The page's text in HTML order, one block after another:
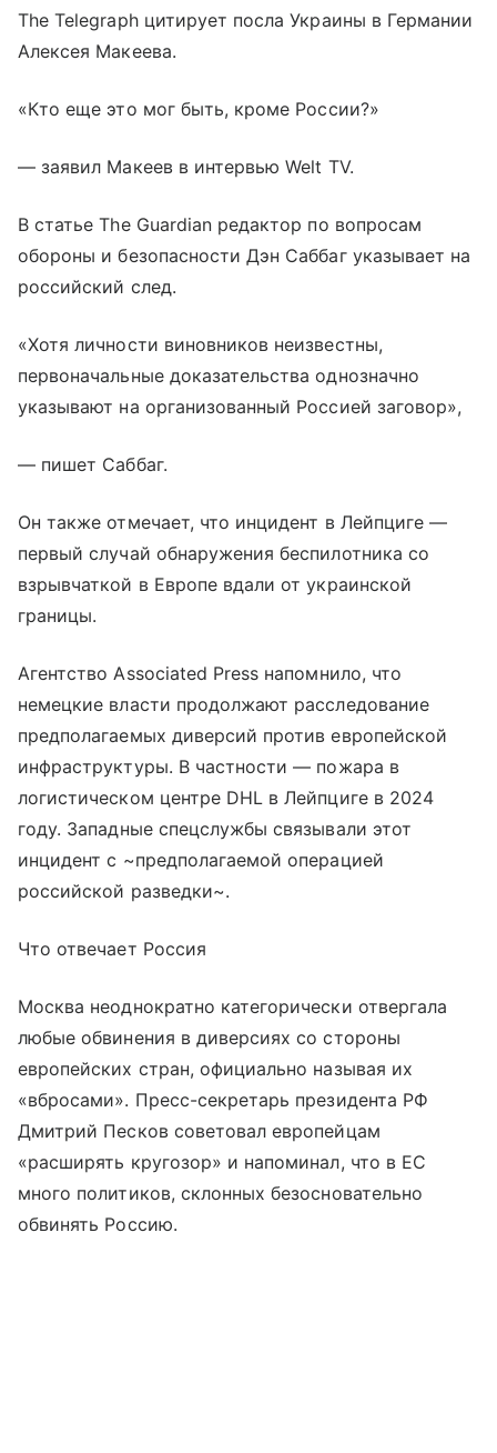
The Telegraph цитирует посла Украины в Германии
Алексея Макеева.
«Кто еще это мог быть, кроме России?»
— заявил Макеев в интервью Welt TV.
В статье The Guardian редактор по вопросам
обороны и безопасности Дэн Саббаг указывает на
российский след.
«Хотя личности виновников неизвестны,
первоначальные доказательства однозначно
указывают на организованный Россией заговор»,
— пишет Саббаг.
Он также отмечает, что инцидент в Лейпциге —
первый случай обнаружения беспилотника со
взрывчаткой в Европе вдали от украинской
границы.
Агентство Associated Press напомнило, что
немецкие власти продолжают расследование
предполагаемых диверсий против европейской
инфраструктуры. В частности — пожара в
логистическом центре DHL в Лейпциге в 2024
году. Западные спецслужбы связывали этот
инцидент с ~предполагаемой операцией
российской разведки~.
Что отвечает Россия
Москва неоднократно категорически отвергала
любые обвинения в диверсиях со стороны
европейских стран, официально называя их
«вбросами». Пресс-секретарь президента РФ
Дмитрий Песков советовал европейцам
«расширять кругозор» и напоминал, что в ЕС
много политиков, склонных безосновательно
обвинять Россию.